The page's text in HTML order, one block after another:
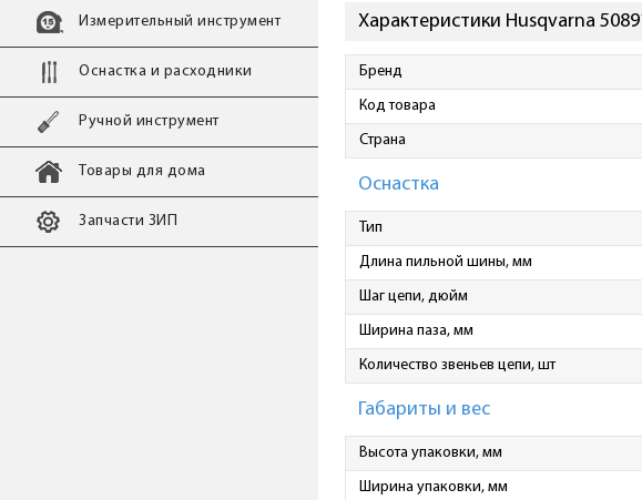
Измерительный инструмент
Оснастка и расходники
Ручной инструмент
Товары для дома
Запчасти ЗИП
Характеристики Husqvarna
Бренд
Код товара
Страна
Оснастка
Тип
Длина пильной шины, мм
Шаг цепи, дюйм
Ширина паза, мм
Количество звеньев цепи, шт
Габариты и вес
Высота упаковки, мм
Ширина упаковки, мм